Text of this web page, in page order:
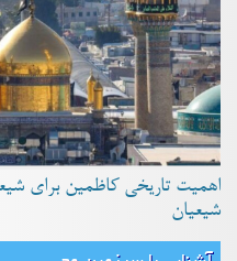
اهمیت تاریخی کاظمین برای
شیعیان